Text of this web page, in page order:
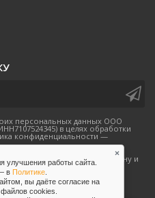
персональных данных ООО
в целях обработки
конфиденциальности —
предложений по телефону и
улучшения работы сайта.
вПолитике
вы даёте согласие на
сookies.
×